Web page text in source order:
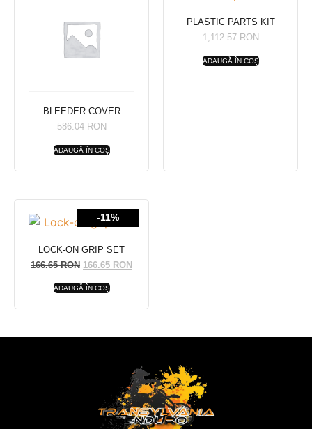
BLEEDER COVER
586.04 RON
ADAUGĂ ÎN COȘ
PLASTIC PARTS KIT
1,112.57 RON
ADAUGĂ ÎN COȘ
-11%
LOCK-ON GRIP SET
166.65RON 166.65 RON
ADAUGĂ ÎN COȘ